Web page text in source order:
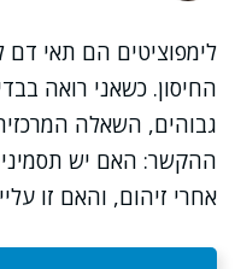
לימפוציטים הם תאי דם
החיסון. כשאני רואה
גבוהים, השאלה
ההקשר: האם יש
אחרי זיהום, והאם זו